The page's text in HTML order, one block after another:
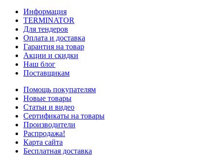
Информация
TERMINATOR
Для тендеров
Оплата и доставка
Гарантия на товар
Акции и скидки
Наш блог
Поставщикам
Помощь покупателям
Новые товары
Статьи и видео
Сертификаты на товары
Производители
Распродажа!
Карта сайта
Бесплатная доставка